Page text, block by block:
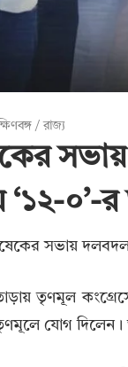
/রাজ্য
‘১২-০’-
সভায় দলবদল
তৃণমূল
যোগ